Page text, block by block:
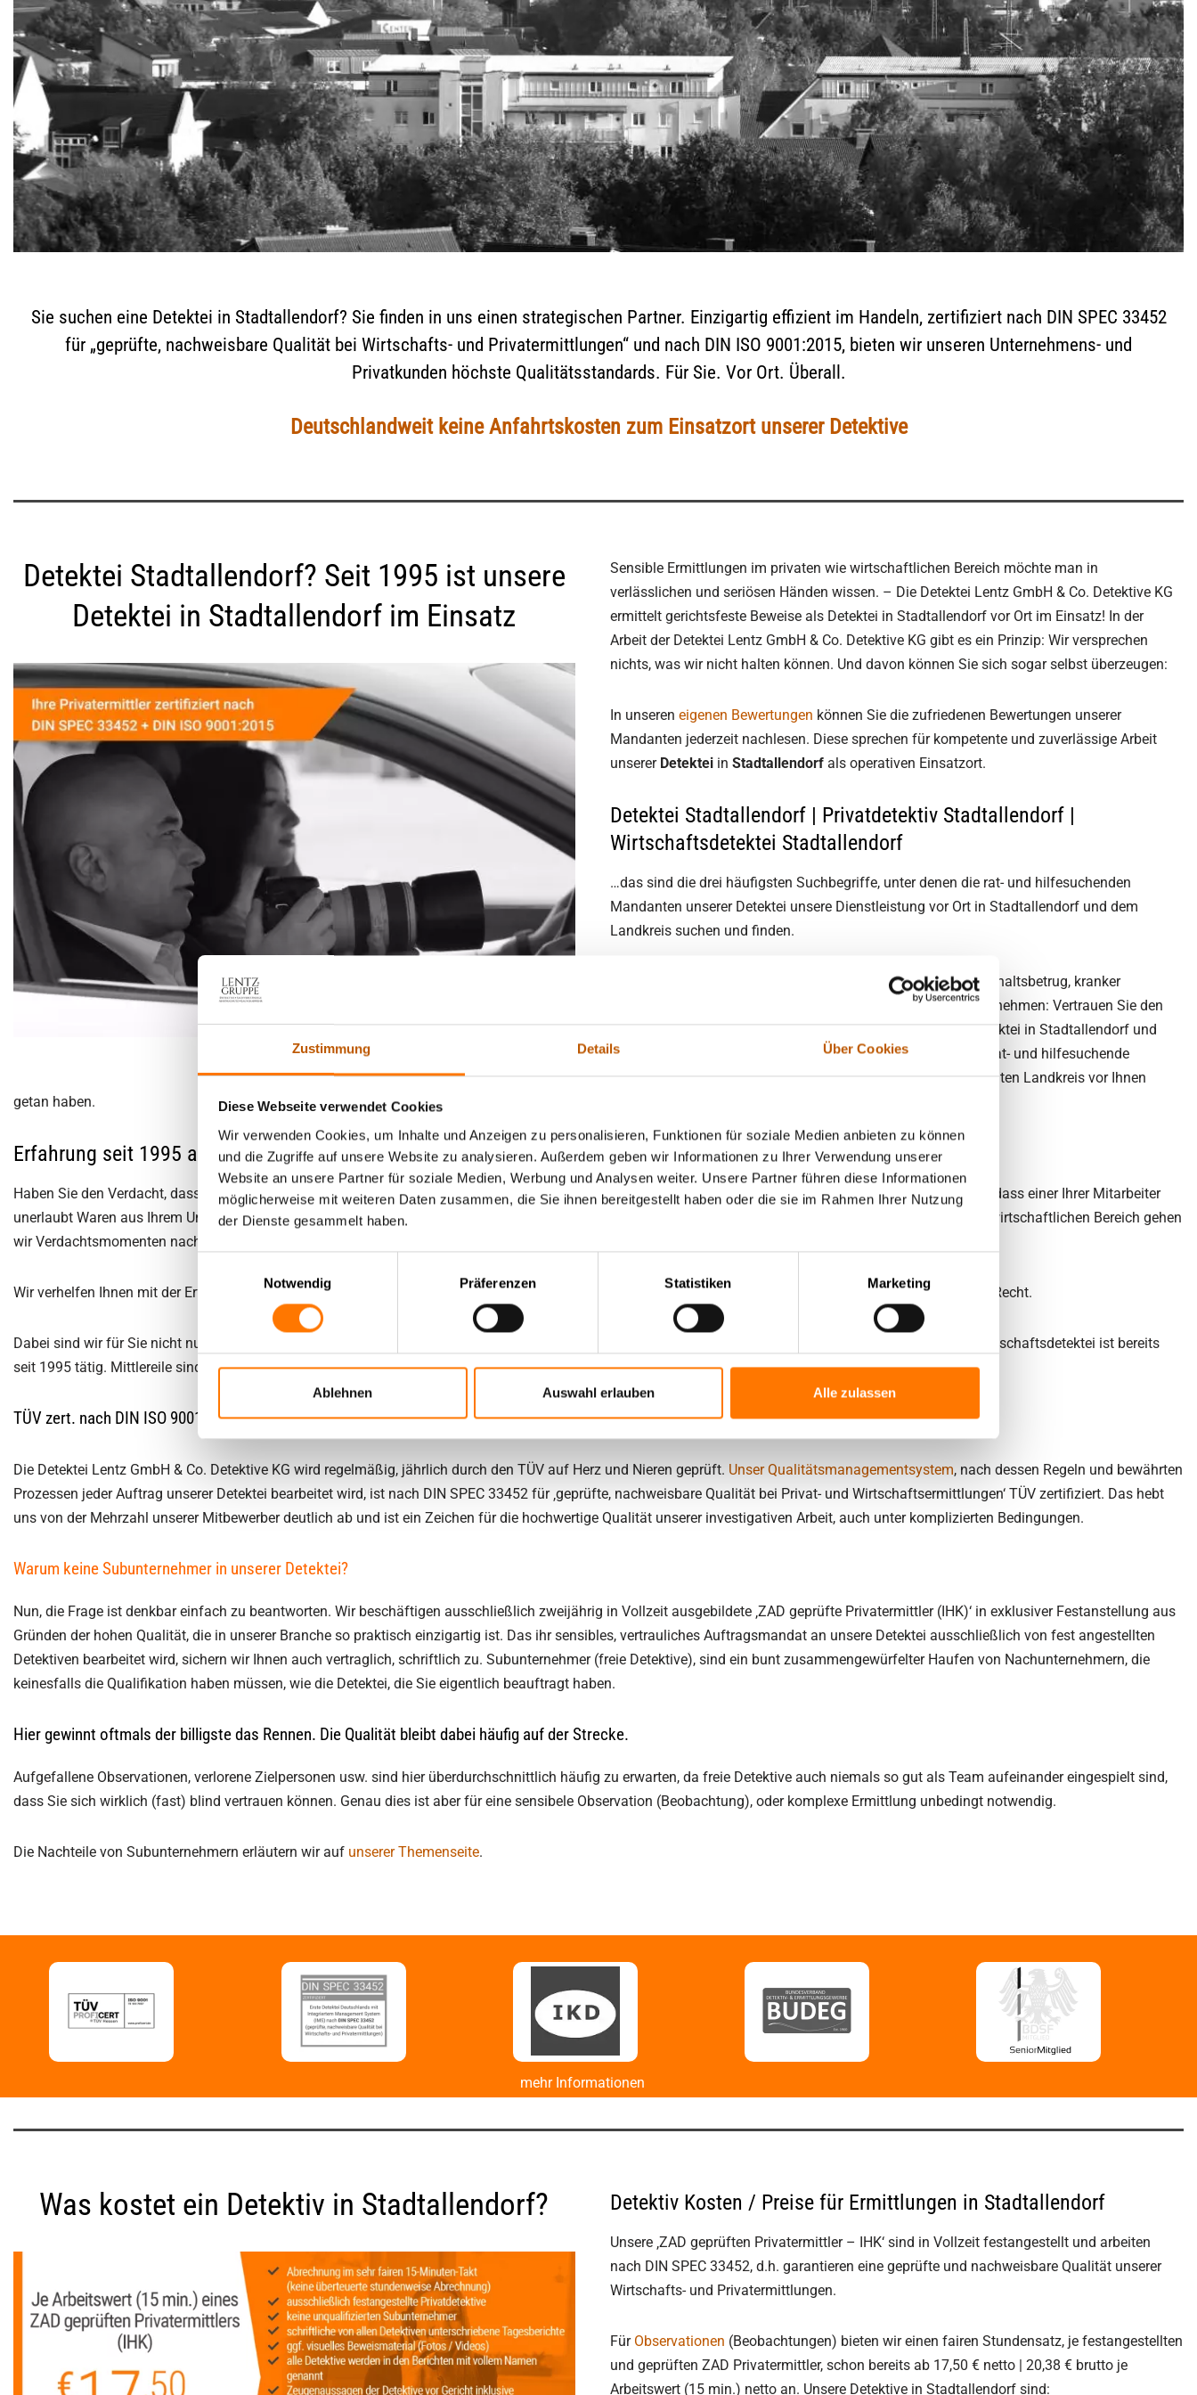
Zustimmung Details Über Cookies
Diese Webseite verwendet Cookies
Wir verwenden Cookies, um Inhalte und Anzeigen zu personalisieren, Funktionen für soziale Medien anbieten zu können
und die Zugriffe auf unsere Website zu analysieren. Außerdem geben wir Informationen zu Ihrer Verwendung unserer
Website an unsere Partner für soziale Medien, Werbung und Analysen weiter. Unsere Partner führen diese Informationen
möglicherweise mit weiteren Daten zusammen, die Sie ihnen bereitgestellt haben oder die sie im Rahmen Ihrer Nutzung
der Dienste gesammelt haben.
Notwendig
Präferenzen Statistiken Marketing
Ablehnen Auswahl erlauben Alle zulassen
Sie suchen eine Detektei in Stadtallendorf? Sie finden in uns einen strategischen Partner. Einzigartig effizient im Handeln, zertifiziert nach DIN SPEC 33452
für „geprüfte, nachweisbare Qualität bei Wirtschafts- und Privatermittlungen“ und nach DIN ISO 9001:2015, bieten wir unseren Unternehmens- und
Privatkunden höchste Qualitätsstandards. Für Sie. Vor Ort. Überall.
Deutschlandweit keine Anfahrtskosten zum Einsatzort unserer Detektive
Detektei Stadtallendorf? Seit 1995 ist unsere
Detektei in Stadtallendorf im Einsatz
Sensible Ermittlungen im privaten wie wirtschaftlichen Bereich möchte man in
verlässlichen und seriösen Händen wissen. – Die Detektei Lentz GmbH & Co. Detektive KG
ermittelt gerichtsfeste Beweise als Detektei in Stadtallendorf vor Ort im Einsatz! In der
Arbeit der Detektei Lentz GmbH & Co. Detektive KG gibt es ein Prinzip: Wir versprechen
nichts, was wir nicht halten können. Und davon können Sie sich sogar selbst überzeugen:
In unsereneigenen Bewertungen können Sie die zufriedenen Bewertungen unserer
Mandanten jederzeit nachlesen. Diese sprechen für kompetente und zuverlässige Arbeit
unserer Detektei inStadtallendorf als operativen Einsatzort.
Detektei Stadtallendorf | Privatdetektiv Stadtallendorf |
Wirtschaftsdetektei Stadtallendorf
…das sind die drei häufigsten Suchbegriffe, unter denen die rat- und hilfesuchenden
Mandanten unserer Detektei unsere Dienstleistung vor Ort in Stadtallendorf und dem
Landkreis suchen und finden.
Egal ob Untreue in der Ehe / Partnerschaft, Verdacht auf Unterhaltsbetrug, kranker
Mitarbeiter, Arbeitszeitbetrug, oder Diebstahl im eigenen Unternehmen: Vertrauen Sie den
Experten der Detektei Lentz GmbH & Co. Detektive KG als Detektei in Stadtallendorf und
dem gesamten Landkreis, so wie es schon unzählige andere rat- und hilfesuchende
Mandanten unserer Detektei in Stadtallendorf und dem gesamten Landkreis vor Ihnen
getan haben.
Erfahrung seit 1995 als Detektei. Stadtallendorf ist Einsatzgebiet!
Haben Sie den Verdacht, dass Ihr Ex-Partner zu Unrecht Unterhalt von Ihnen erhält, weil er für seinen Lebensunterhalt selbst sorgen kann? Oder vermuten Sie, dass einer Ihrer Mitarbeiter
unerlaubt Waren aus Ihrem Unternehmen entfernt? Dann wenden Sie sich vertrauensvoll an die Detektei Lentz®. Als professionelle Ermittler im privaten und wirtschaftlichen Bereich gehen
wir Verdachtsmomenten nach und erbringen die Beweise, welche nötig sind, um Ihrerseits rechtliche Schritte in die Wege zu leiten.
Wir verhelfen Ihnen mit der Erfahrung aus rund 30 Jahren investigativer Tätigkeit als Detektei in Stadtallendorf und dem gesamten Landkreis zu Ihrem guten Recht.
Dabei sind wir für Sie nicht nur am Einsatzort Stadtallendorf, sondern auch bundesweit und bei Bedarf international im Einsatz für Sie. Unsere Privat- und Wirtschaftsdetektei ist bereits
seit 1995 tätig. Mittlereile sind wir bundesweit präsent, was vor allem in Hinblick auf überregionale Ermittlungen Zeit und Kosten spart.
TÜV zert. nach DIN ISO 9001:2015 + DIN SPEC 33452
Die Detektei Lentz GmbH & Co. Detektive KG wird regelmäßig, jährlich durch den TÜV auf Herz und Nieren geprüft. Unser Qualitätsmanagementsystem, nach dessen Regeln und bewährten
Prozessen jeder Auftrag unserer Detektei bearbeitet wird, ist nach DIN SPEC 33452 für ‚geprüfte, nachweisbare Qualität bei Privat- und Wirtschaftsermittlungen‘ TÜV zertifiziert. Das hebt
uns von der Mehrzahl unserer Mitbewerber deutlich ab und ist ein Zeichen für die hochwertige Qualität unserer investigativen Arbeit, auch unter komplizierten Bedingungen.
Warum keine Subunternehmer in unserer Detektei?
Nun, die Frage ist denkbar einfach zu beantworten. Wir beschäftigen ausschließlich zweijährig in Vollzeit ausgebildete ‚ZAD geprüfte Privatermittler (IHK)‘ in exklusiver Festanstellung aus
Gründen der hohen Qualität, die in unserer Branche so praktisch einzigartig ist. Das ihr sensibles, vertrauliches Auftragsmandat an unsere Detektei ausschließlich von fest angestellten
Detektiven bearbeitet wird, sichern wir Ihnen auch vertraglich, schriftlich zu. Subunternehmer (freie Detektive), sind ein bunt zusammengewürfelter Haufen von Nachunternehmern, die
keinesfalls die Qualifikation haben müssen, wie die Detektei, die Sie eigentlich beauftragt haben.
Hier gewinnt oftmals der billigste das Rennen. Die Qualität bleibt dabei häufig auf der Strecke.
Aufgefallene Observationen, verlorene Zielpersonen usw. sind hier überdurchschnittlich häufig zu erwarten, da freie Detektive auch niemals so gut als Team aufeinander eingespielt sind,
dass Sie sich wirklich (fast) blind vertrauen können. Genau dies ist aber für eine sensibele Observation (Beobachtung), oder komplexe Ermittlung unbedingt notwendig.
Die Nachteile von Subunternehmern erläutern wir auf unserer Themenseite.
mehr Informationen
Was kostet ein Detektiv in Stadtallendorf? Detektiv Kosten / Preise für Ermittlungen in Stadtallendorf
Unsere ‚ZAD geprüften Privatermittler – IHK‘ sind in Vollzeit festangestellt und arbeiten
nach DIN SPEC 33452, d.h. garantieren eine geprüfte und nachweisbare Qualität unserer
Wirtschafts- und Privatermittlungen.
Für Observationen (Beobachtungen) bieten wir einen fairen Stundensatz, je festangestellten
und geprüften ZAD Privatermittler, schon bereits ab 17,50 € netto | 20,38 € brutto je
Arbeitswert (15 min.) netto an. Unsere Detektive in Stadtallendorf sind: